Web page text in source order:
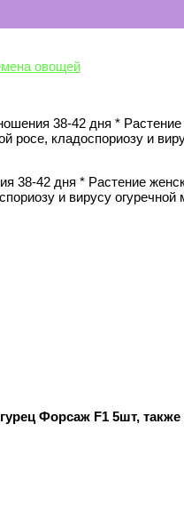
овощей
38-42 дня *
росе, кладоспориозу и
38-42 дня * Растение
и вирусу огуречной
Форсаж F1 5шт,